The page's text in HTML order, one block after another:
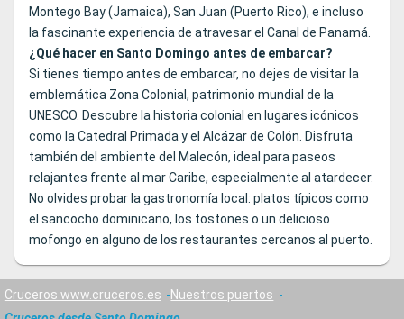
Montego Bay (Jamaica), San Juan (Puerto Rico), e incluso
la fascinante experiencia de atravesar el Canal de Panamá.
¿Qué hacer en Santo Domingo antes de embarcar?
Si tienes tiempo antes de embarcar, no dejes de visitar la
emblemática Zona Colonial, patrimonio mundial de la
UNESCO. Descubre la historia colonial en lugares icónicos
como la Catedral Primada y el Alcázar de Colón. Disfruta
también del ambiente del Malecón, ideal para paseos
relajantes frente al mar Caribe, especialmente al atardecer.
No olvides probar la gastronomía local: platos típicos como
el sancocho dominicano, los tostones o un delicioso
mofongo en alguno de los restaurantes cercanos al puerto.
Cruceros www.cruceros.es
Nuestros puertos